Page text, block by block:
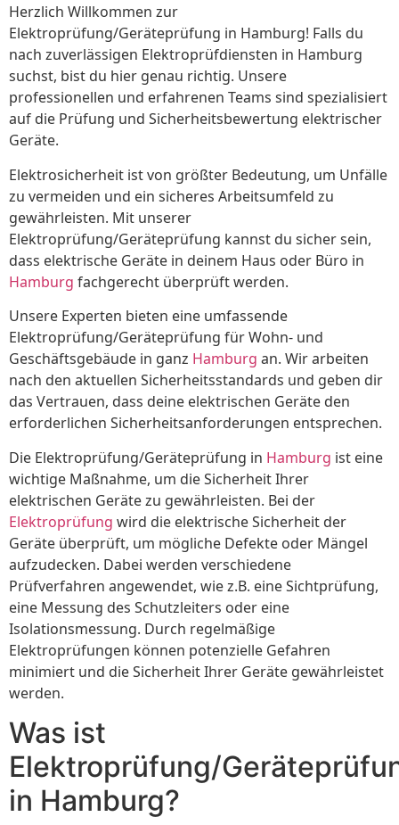
Herzlich Willkommen zur
Elektroprüfung/Geräteprüfung in Hamburg! Falls du
nach zuverlässigen Elektroprüfdiensten in Hamburg
suchst, bist du hier genau richtig. Unsere
professionellen und erfahrenen Teams sind spezialisiert
auf die Prüfung und Sicherheitsbewertung elektrischer
Geräte.
Elektrosicherheit ist von größter Bedeutung, um Unfälle
zu vermeiden und ein sicheres Arbeitsumfeld zu
gewährleisten. Mit unserer
Elektroprüfung/Geräteprüfung kannst du sicher sein,
dass elektrische Geräte in deinem Haus oder Büro in
Hamburg fachgerecht überprüft werden.
Unsere Experten bieten eine umfassende
Elektroprüfung/Geräteprüfung für Wohn- und
Geschäftsgebäude in ganz Hamburg an. Wir arbeiten
nach den aktuellen Sicherheitsstandards und geben dir
das Vertrauen, dass deine elektrischen Geräte den
erforderlichen Sicherheitsanforderungen entsprechen.
Die Elektroprüfung/Geräteprüfung in Hamburg ist eine
wichtige Maßnahme, um die Sicherheit Ihrer
elektrischen Geräte zu gewährleisten. Bei der
Elektroprüfung wird die elektrische Sicherheit der
Geräte überprüft, um mögliche Defekte oder Mängel
aufzudecken. Dabei werden verschiedene
Prüfverfahren angewendet, wie z.B. eine Sichtprüfung,
eine Messung des Schutzleiters oder eine
Isolationsmessung. Durch regelmäßige
Elektroprüfungen können potenzielle Gefahren
minimiert und die Sicherheit Ihrer Geräte gewährleistet
werden.
Was ist
Elektroprüfung/
in Hamburg?